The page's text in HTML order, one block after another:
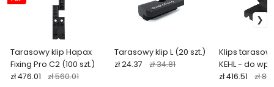
Tarasowy klip Hapax
Fixing Pro C2 (100 szt.)
zł 476.01 zł 560.01
Tarasowy klip L (20 szt.)
zł 24.37 zł 34.81
Klips
KEHL - do
okrągłego
zł 416.51 zł